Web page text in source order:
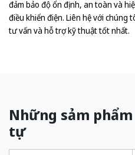
đảm bảo độ ổn định, an toàn và
điều khiển điện. Liên hệ với chúng
tư vấn và hỗ trợ kỹ thuật tốt nhất.
Những sảm
tự